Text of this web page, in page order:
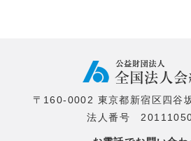
〒160-0002 東京都新宿区四谷
法人番号